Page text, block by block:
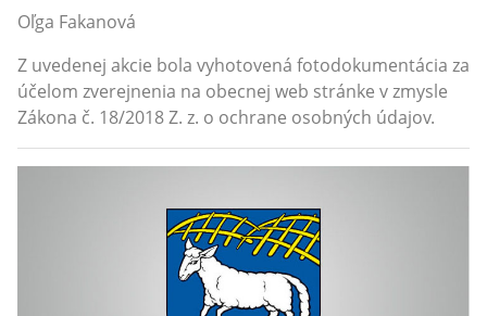
Oľga Fakanová
Z uvedenej akcie bola vyhotovená fotodokumentácia za
účelom zverejnenia na obecnej web stránke v zmysle
Zákona č. 18/2018 Z. z. o ochrane osobných údajov.